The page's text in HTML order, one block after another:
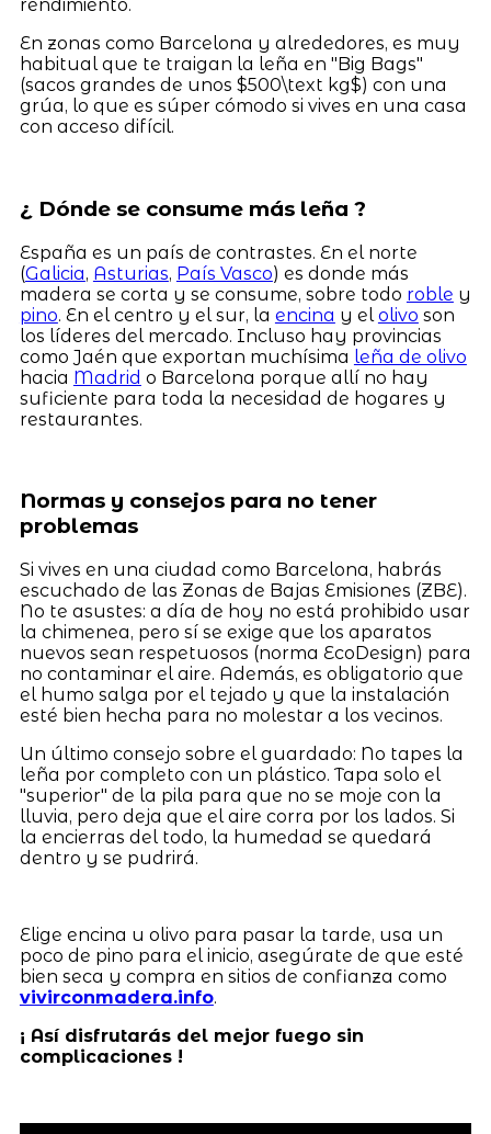
rendimiento.
En zonas como Barcelona y alrededores, es muy
habitual que te traigan la leña en "Big Bags"
(sacos grandes de unos $500\text kg$) con una
grúa, lo que es súper cómodo si vives en una casa
con acceso difícil.
¿ Dónde se consume más leña ?
España es un país de contrastes. En el norte
(Galicia, Asturias, País Vasco) es donde más
madera se corta y se consume, sobre todo roble y
pino. En el centro y el sur, la encina y el olivo son
los líderes del mercado. Incluso hay provincias
como Jaén que exportan muchísima leña de olivo
hacia Madrid o Barcelona porque allí no hay
suficiente para toda la necesidad de hogares y
restaurantes.
Normas y consejos para no tener
problemas
Si vives en una ciudad como Barcelona, habrás
escuchado de las Zonas de Bajas Emisiones (ZBE).
No te asustes: a día de hoy no está prohibido usar
la chimenea, pero sí se exige que los aparatos
nuevos sean respetuosos (norma EcoDesign) para
no contaminar el aire. Además, es obligatorio que
el humo salga por el tejado y que la instalación
esté bien hecha para no molestar a los vecinos.
Un último consejo sobre el guardado: No tapes la
leña por completo con un plástico. Tapa solo el
"superior" de la pila para que no se moje con la
lluvia, pero deja que el aire corra por los lados. Si
la encierras del todo, la humedad se quedará
dentro y se pudrirá.
Elige encina u olivo para pasar la tarde, usa un
poco de pino para el inicio, asegúrate de que esté
bien seca y compra en sitios de confianza como
vivirconmadera.info.
¡ Así disfrutarás del mejor fuego sin
complicaciones !